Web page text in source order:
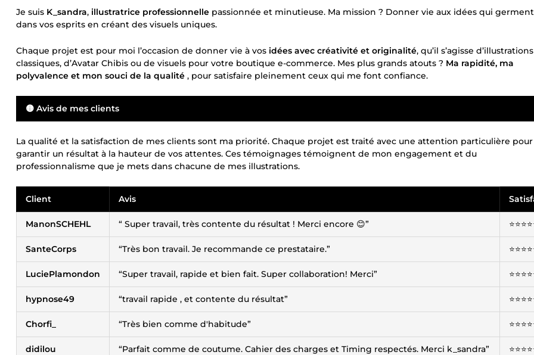
Je suis K_sandra, illustratrice professionnelle passionnée et minutieuse. Ma mission ? Donner vie aux idées qui germent
dans vos esprits en créant des visuels uniques.
Chaque projet est pour moi l’occasion de donner vie à vos idées avec créativité et originalité, qu’il s’agisse d’illustrations
classiques, d’Avatar Chibis ou de visuels pour votre boutique e-commerce. Mes plus grands atouts ? Ma rapidité, ma
polyvalence et mon souci de la qualité , pour satisfaire pleinement ceux qui me font confiance.
🟡 Avis de mes clients
La qualité et la satisfaction de mes clients sont ma priorité. Chaque projet est traité avec une attention particulière pour
garantir un résultat à la hauteur de vos attentes. Ces témoignages témoignent de mon engagement et du
professionnalisme que je mets dans chacune de mes illustrations.
Client Avis
ManonSCHEHL “ Super travail, très contente du résultat ! Merci encore 😊”
SanteCorps “Très bon travail. Je recommande ce prestataire.”
LuciePlamondon “Super travail, rapide et bien fait. Super collaboration! Merci”
hypnose49 “travail rapide , et contente du résultat”
Chorfi_ “Très bien comme d'habitude”
didilou “Parfait comme de coutume. Cahier des charges et Timing respectés. Merci k_sandra”